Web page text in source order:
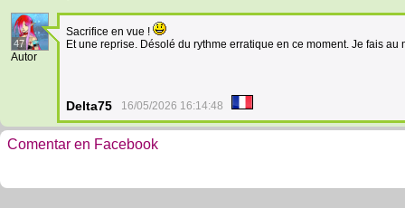
47
Autor
Sacrifice en vue !
Et une reprise. Désolé du rythme erratique en ce moment. Je fais au
Delta75 16/05/2026 16:14:48
Comentar en Facebook